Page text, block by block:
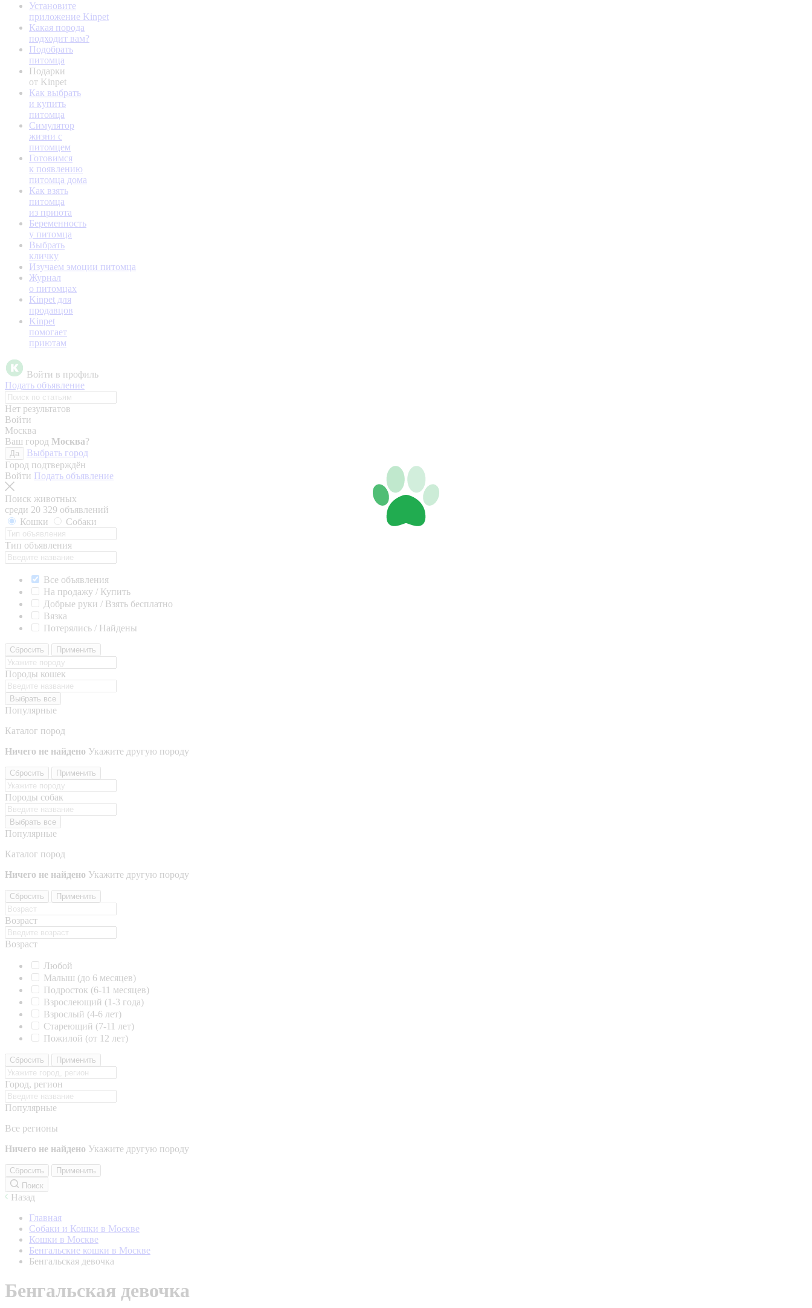
Установите
приложение Kinpet
Какая порода
подходит вам?
Подобрать
питомца
Подарки
от Kinpet
Как выбрать
и купить
питомца
Симулятор
жизни с
питомцем
Готовимся
к появлению
питомца дома
Как взять
питомца
из приюта
Беременность
у питомца
Выбрать
кличку
Изучаем эмоции питомца
Журнал
о питомцах
Kinpet для
продавцов
Kinpet
помогает
приютам
Войти в профиль
Подать объявление
Нет результатов
Войти
Москва
Ваш город Москва?
Да
Выбрать город
Город подтверждён
Войти Подать объявление
Поиск животных
среди 20 329 объявлений
Кошки
Собаки
Тип объявления
Все объявления
На продажу / Купить
Добрые руки / Взять бесплатно
Вязка
Потерялись / Найдены
Сбросить Применить
Породы кошек
Выбрать все
Популярные
Каталог пород
Ничего не найдено Укажите другую породу
Сбросить Применить
Породы собак
Выбрать все
Популярные
Каталог пород
Ничего не найдено Укажите другую породу
Сбросить Применить
Возраст
Возраст
Любой
Малыш (до 6 месяцев)
Подросток (6-11 месяцев)
Взрослеющий (1-3 года)
Взрослый (4-6 лет)
Стареющий (7-11 лет)
Пожилой (от 12 лет)
Сбросить Применить
Город, регион
Популярные
Все регионы
Ничего не найдено Укажите другую породу
Сбросить
Применить
Поиск
Назад
Главная
Собаки и Кошки в Москве
Кошки в Москве
Бенгальские кошки в Москве
Бенгальская девочка
Бенгальская девочка